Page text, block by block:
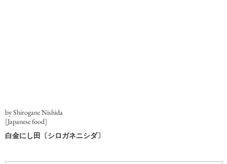
by Shirogane Nishida
[Japanese food]
白金にし田〔シロガネニシダ〕